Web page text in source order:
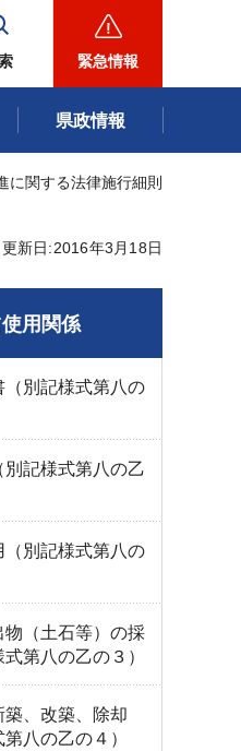
緊急情報
県政情報
に関する法律施行細則
更新日:2016年3月18日
用関係
（別記様式第八の
別記様式第八の乙
（別記様式第八の
物（土石等）の採
第八の乙の３）
築、改築、除却
第八の乙の４）